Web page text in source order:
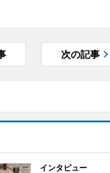
次の記事
インタビュー